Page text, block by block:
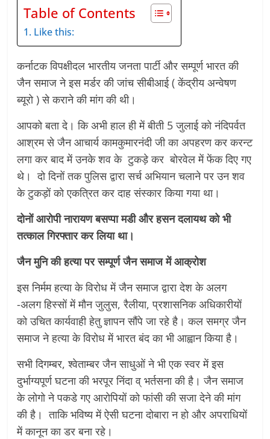
Table of Contents
Like this:
कर्नाटक विपक्षीदल भारतीय जनता पार्टी और सम्पूर्ण भारत की
जैन समाज ने इस मर्डर की जांच सीबीआई ( केंद्रीय अन्वेषण
ब्यूरो ) से कराने की मांग की थी।
आपको बता दे। कि अभी हाल ही में बीती 5 जुलाई को नंदिपर्वत
आश्रम से जैन आचार्य कामकुमारनंदी जी का अपहरण कर करन्ट
लगा कर बाद में उनके शव के टुकड़े कर बोरवेल में फेंक दिए गए
थे। दो दिनों तक पुलिस द्वारा सर्च अभियान चलाने पर उन शव
के टुकड़ों को एकत्रित कर दाह संस्कार किया गया था।
दोनों आरोपी नारायण बसप्पा मडी और हसन दलायथ को भी
तत्काल गिरफ्तार कर लिया था।
जैन मुनि की हत्या पर सम्पूर्ण जैन समाज में आक्रोश
इस निर्मम हत्या के विरोध में जैन समाज द्वारा देश के अलग
-अलग हिस्सों में मौन जुलुस, रैलीया, प्रशासनिक अधिकारीयों
को उचित कार्यवाही हेतु ज्ञापन सौंपे जा रहे है। कल समग्र जैन
समाज ने हत्या के विरोध में भारत बंद का भी आह्वान किया है।
सभी दिगम्बर, श्वेताम्बर जैन साधुओं ने भी एक स्वर में इस
दुर्भाग्यपूर्ण घटना की भरपूर निंदा व् भर्तसना की है। जैन समाज
के लोगो ने पकडे गए आरोपियों को फांसी की सजा देने की मांग
की है। ताकि भविष्य में ऐसी घटना दोबारा न हो और अपराधियों
में कानून का डर बना रहे।